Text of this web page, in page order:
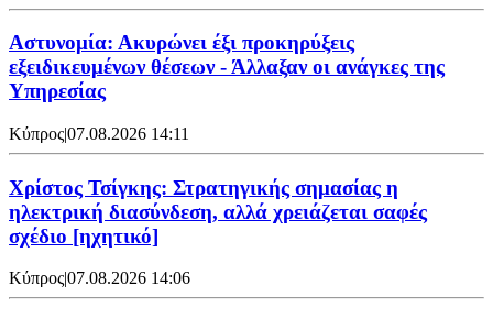
Αστυνομία: Ακυρώνει έξι προκηρύξεις
εξειδικευμένων θέσεων - Άλλαξαν οι ανάγκες της
Υπηρεσίας
Κύπρος|07.08.2026 14:11
Χρίστος Τσίγκης: Στρατηγικής σημασίας η
ηλεκτρική διασύνδεση, αλλά χρειάζεται σαφές
σχέδιο [ηχητικό]
Κύπρος07.08.2026 14:06